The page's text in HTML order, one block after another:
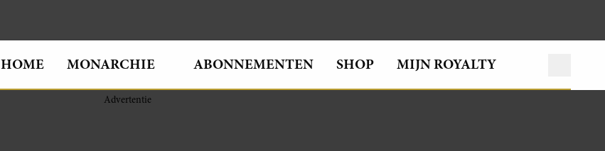
HOME MONARCHIE ABONNEMENTEN SHOP MIJN ROYALTY